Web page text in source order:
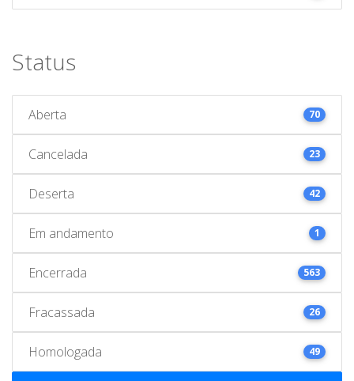
Status
Aberta 70
Cancelada 23
Deserta 42
Em andamento 1
Encerrada 563
Fracassada 26
Homologada 49